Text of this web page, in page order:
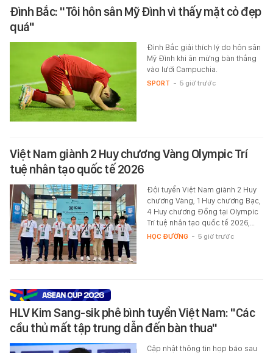
Đình Bắc: "Tôi hôn sân Mỹ Đình vì thấy mặt cỏ đẹp
quá"
Đình Bắc giải thích lý do hôn sân
Mỹ Đình khi ăn mừng bàn thắng
vào lưới Campuchia.
SPORT - 5 giờ trước
Việt Nam giành 2 Huy chương Vàng Olympic Trí
tuệ nhân tạo quốc tế 2026
Đội tuyển Việt Nam giành 2 Huy
chương Vàng, 1 Huy chương Bạc,
4 Huy chương Đồng tại Olympic
Trí tuệ nhân tạo quốc tế 2026,…
HỌC ĐƯỜNG - 5 giờ trước
HLV Kim Sang-sik phê bình tuyển Việt Nam: "Các
cầu thủ mất tập trung dẫn đến bàn thua"
Cập nhật thông tin họp báo sau